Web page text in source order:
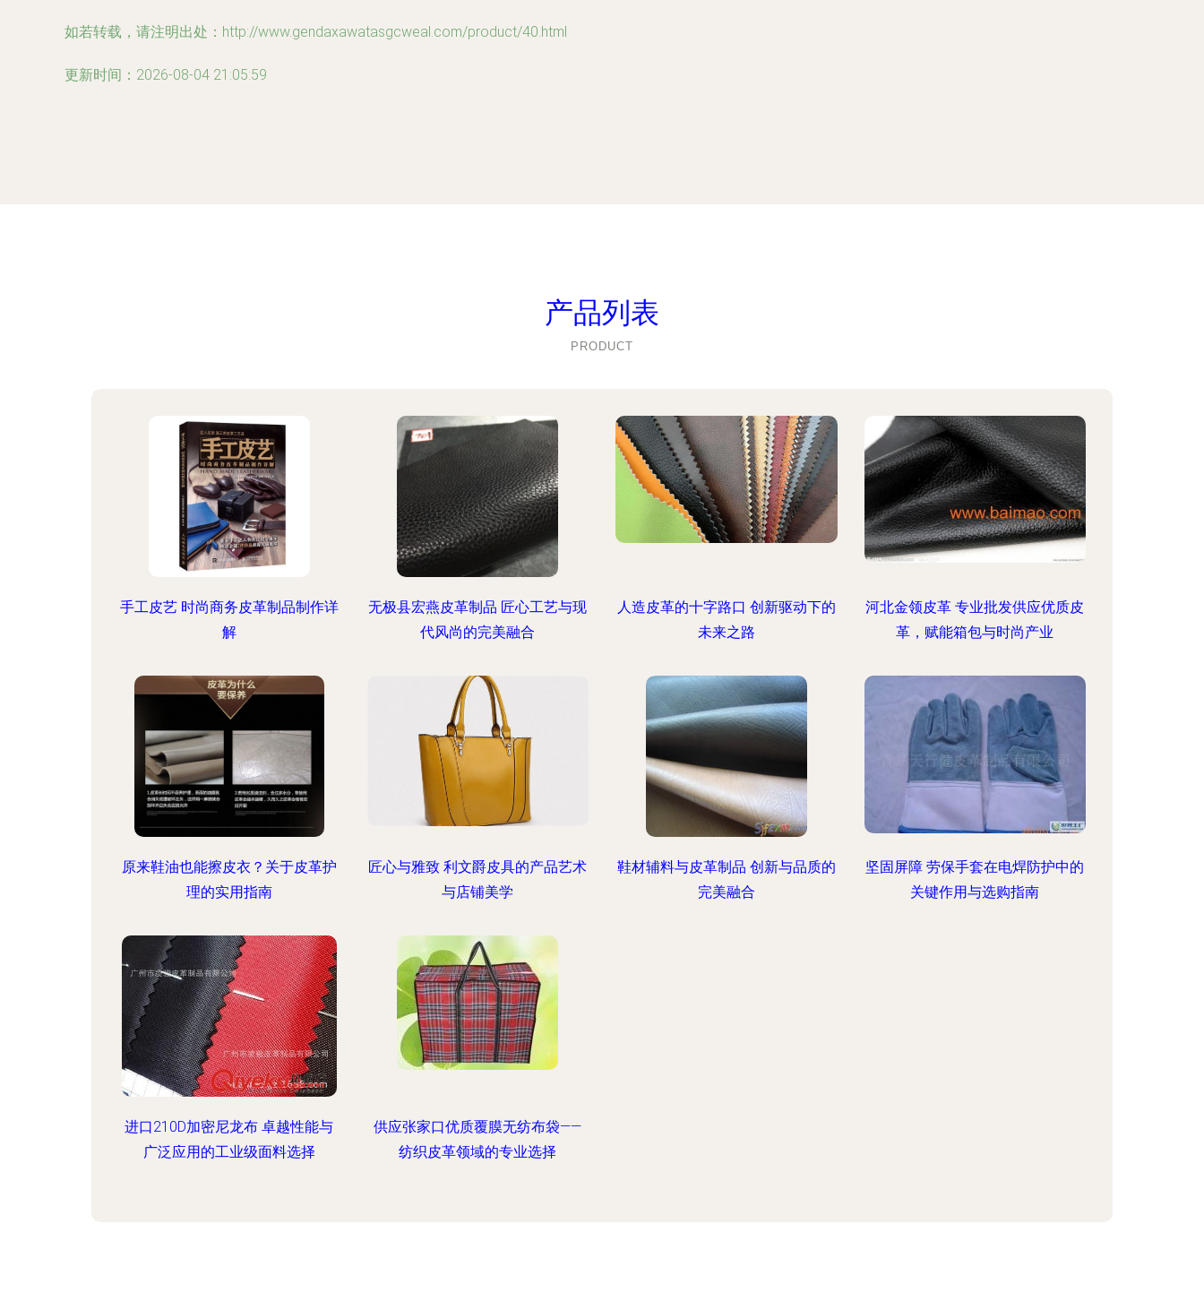
如若转载，请注明出处：http://www.gendaxawatasgcweal.com/product/40.html
更新时间：2026-08-04 21:05:59
产品列表
PRODUCT
手工皮艺 时尚商务皮革制品制作详
解
无极县宏燕皮革制品 匠心工艺与现
代风尚的完美融合
人造皮革的十字路口 创新驱动下的
未来之路
河北金领皮革 专业批发供应优质皮
革，赋能箱包与时尚产业
原来鞋油也能擦皮衣？关于皮革护
理的实用指南
匠心与雅致 利文爵皮具的产品艺术
与店铺美学
鞋材辅料与皮革制品 创新与品质的
完美融合
坚固屏障 劳保手套在电焊防护中的
关键作用与选购指南
进口210D加密尼龙布 卓越性能与
广泛应用的工业级面料选择
供应张家口优质覆膜无纺布袋——
纺织皮革领域的专业选择